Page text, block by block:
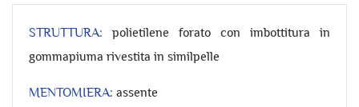
STRUTTURA: polietilene forato con imbottitura in
gommapiuma rivestita in similpelle
MENTOMIERA: assente